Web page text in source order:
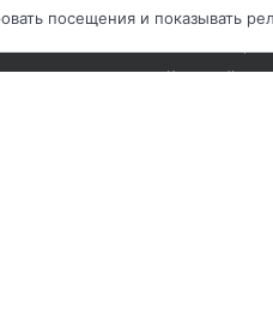
Наши проекты
Карта сайта
посещения и показывать